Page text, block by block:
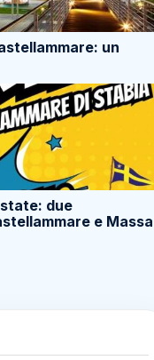
un
due
e Massa